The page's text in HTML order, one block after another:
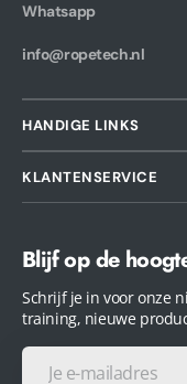
Whatsapp
info@ropetech.nl
HANDIGE LINKS
KLANTENSERVICE
Blijf op de
Schrijf je in voor onze
training, nieuwe
Je